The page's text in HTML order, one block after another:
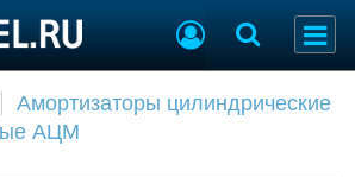
Торговая площадка
Амортизаторы цилиндрические
АЦМ